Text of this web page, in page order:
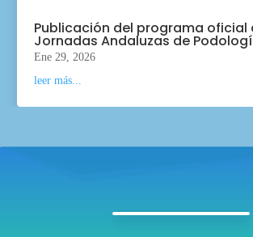
Publicación del programa oficial
Jornadas Andaluzas de
Ene 29, 2026
leer más...